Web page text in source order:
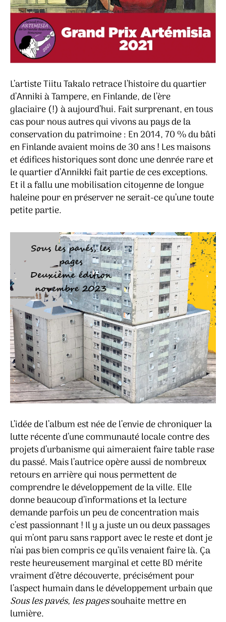
L’artiste Tiitu Takalo retrace l’histoire du quartier
d’Anniki à Tampere, en Finlande, de l’ère
glaciaire (!) à aujourd’hui. Fait surprenant, en tous
cas pour nous autres qui vivons au pays de la
conservation du patrimoine : En 2014, 70 % du bâti
en Finlande avaient moins de 30 ans ! Les maisons
et édifices historiques sont donc une denrée rare et
le quartier d’Annikki fait partie de ces exceptions.
Et il a fallu une mobilisation citoyenne de longue
haleine pour en préserver ne serait-ce qu’une toute
petite partie.
L’idée de l’album est née de l’envie de chroniquer la
lutte récente d’une communauté locale contre des
projets d’urbanisme qui aimeraient faire table rase
du passé. Mais l’autrice opère aussi de nombreux
retours en arrière qui nous permettent de
comprendre le développement de la ville. Elle
donne beaucoup d’informations et la lecture
demande parfois un peu de concentration mais
c’est passionnant ! Il y a juste un ou deux passages
qui m’ont paru sans rapport avec le reste et dont je
n’ai pas bien compris ce qu’ils venaient faire là. Ça
reste heureusement marginal et cette BD mérite
vraiment d’être découverte, précisément pour
l’aspect humain dans le développement urbain que
Sous les pavés, les pagessouhaite mettre en
lumière.